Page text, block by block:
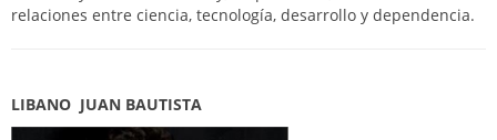
relaciones entre ciencia, tecnología, desarrollo y dependencia.
LIBANO JUAN BAUTISTA